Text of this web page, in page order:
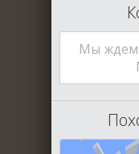
Мы ждем